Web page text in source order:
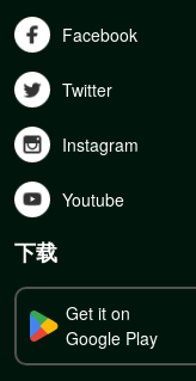
Facebook
Twitter
Instagram
Youtube
下载
Get it on
Google Play